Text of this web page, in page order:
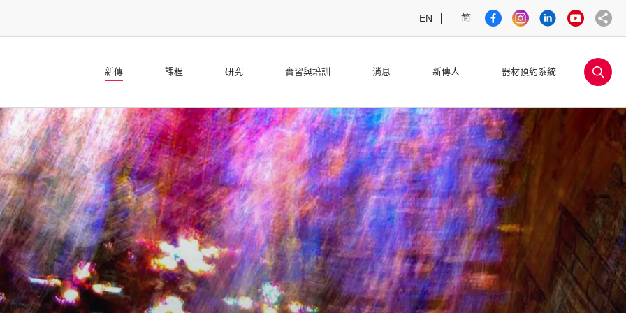
简
EN
新傳 課程 研究 實習與培訓 消息 新傳人 器材預約系統